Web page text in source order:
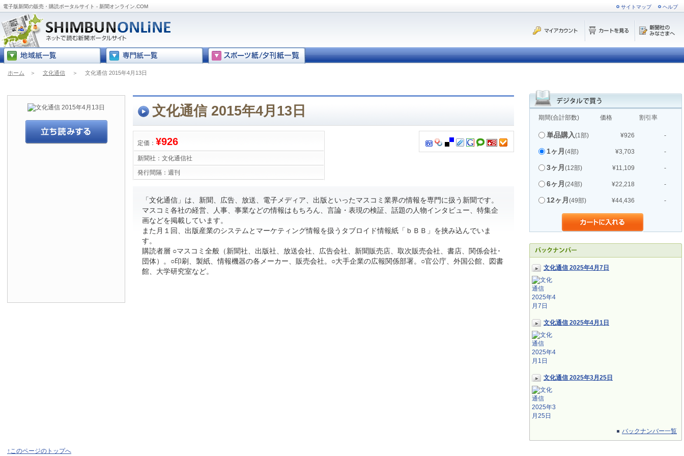
電子版新聞の販売・購読ポータルサイト - 新聞オンライン.COM サイトマップ ヘルプ
ホーム ＞ 文化通信 ＞ 文化通信 2015年4月13日
期間(合計部数) 価格 割引率
単品購入(1部) ¥926 -
1ヶ月 (4部) ¥3,703 -
3ヶ月 (12部) ¥11,109 -
6ヶ月 (24部) ¥22,218 -
12ヶ月 (49部) ¥44,436 -
文化通信 2025年4月7日
文化通信 2025年4月1日
文化通信 2025年3月25日
バックナンバー一覧
文化通信 2015年4月13日
定価： ¥926
新聞社： 文化通信社
発行間隔： 週刊
「文化通信」は、新聞、広告、放送、電子メディア、出版といったマスコミ業界の情報を専門に扱う新聞です。
マスコミ各社の経営、人事、事業などの情報はもちろん、言論・表現の検証、話題の人物インタビュー、特集企
画などを掲載しています。
また月１回、出版産業のシステムとマーケティング情報を扱うタブロイド情報紙「ｂＢＢ」を挟み込んでいま
す。
購読者層 ○マスコミ全般（新聞社、出版社、放送会社、広告会社、新聞販売店、取次販売会社、書店、関係会社･
団体）。○印刷、製紙、情報機器の各メーカー、販売会社。○大手企業の広報関係部署。○官公庁、外国公館、図書
館、大学研究室など。
↑このページのトップへ